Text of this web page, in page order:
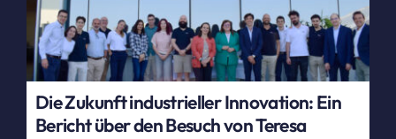
Die Zukunft industrieller Innovation: Ein
Bericht über den Besuch von Teresa